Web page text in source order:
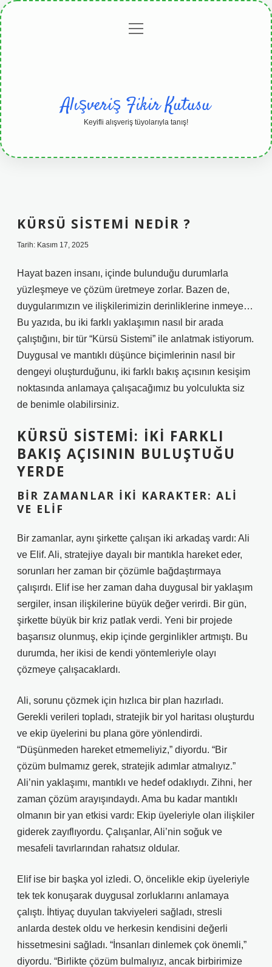
Gizlilikmenüyü
Alışveriş Fikir Kutusu
Keyifli alışveriş tüyolarıyla tanış!
KÜRSÜ SISTEMI NEDIR ?
Tarih: Kasım 17, 2025
Hayat bazen insanı, içinde bulunduğu durumlarla
yüzleşmeye ve çözüm üretmeye zorlar. Bazen de,
duygularımızın ve ilişkilerimizin derinliklerine inmeye…
Bu yazıda, bu iki farklı yaklaşımın nasıl bir arada
çalıştığını, bir tür “Kürsü Sistemi” ile anlatmak istiyorum.
Duygusal ve mantıklı düşünce biçimlerinin nasıl bir
dengeyi oluşturduğunu, iki farklı bakış açısının kesişim
noktasında anlamaya çalışacağımız bu yolculukta siz
de benimle olabilirsiniz.
KÜRSÜ SISTEMI: İKI FARKLI
BAKIŞ AÇISININ BULUŞTUĞU
YERDE
BIR ZAMANLAR İKI KARAKTER: ALI
VE ELIF
Bir zamanlar, aynı şirkette çalışan iki arkadaş vardı: Ali
ve Elif. Ali, stratejiye dayalı bir mantıkla hareket eder,
sorunları her zaman bir çözümle bağdaştırmaya
çalışırdı. Elif ise her zaman daha duygusal bir yaklaşım
sergiler, insan ilişkilerine büyük değer verirdi. Bir gün,
şirkette büyük bir kriz patlak verdi. Yeni bir projede
başarısız olunmuş, ekip içinde gerginlikler artmıştı. Bu
durumda, her ikisi de kendi yöntemleriyle olayı
çözmeye çalışacaklardı.
Ali, sorunu çözmek için hızlıca bir plan hazırladı.
Gerekli verileri topladı, stratejik bir yol haritası oluşturdu
ve ekip üyelerini bu plana göre yönlendirdi.
“Düşünmeden hareket etmemeliyiz,” diyordu. “Bir
çözüm bulmamız gerek, stratejik adımlar atmalıyız.”
Ali’nin yaklaşımı, mantıklı ve hedef odaklıydı. Zihni, her
zaman çözüm arayışındaydı. Ama bu kadar mantıklı
olmanın bir yan etkisi vardı: Ekip üyeleriyle olan ilişkiler
giderek zayıflıyordu. Çalışanlar, Ali’nin soğuk ve
mesafeli tavırlarından rahatsız oldular.
Elif ise bir başka yol izledi. O, öncelikle ekip üyeleriyle
tek tek konuşarak duygusal zorluklarını anlamaya
çalıştı. İhtiyaç duyulan takviyeleri sağladı, stresli
anlarda destek oldu ve herkesin kendisini değerli
hissetmesini sağladı. “İnsanları dinlemek çok önemli,”
diyordu. “Birlikte çözüm bulmalıyız, ancak birbirimize